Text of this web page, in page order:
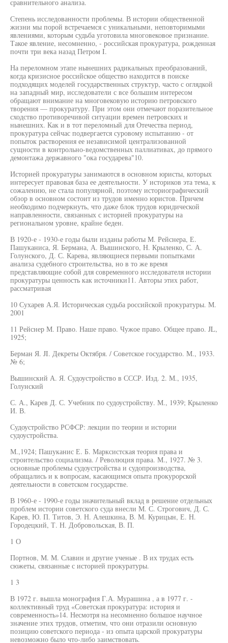
сравнительного анализа.
Степень исследованности проблемы. В истории общественной
жизни мы порой встречаемся с уникальными, неповторимыми
явлениями, которым судьба уготовила многовековое признание.
Такое явление, несомненно, - российская прокуратура, рожденная
почти три века назад Петром I.
На переломном этапе нынешних радикальных преобразований,
когда кризисное российское общество находится в поиске
подходящих моделей государственных структур, часто с оглядкой
на западный мир, исследователи с все большим интересом
обращают внимание на многовековую историю петровского
творения — прокуратуру. При этом они отмечают поразительное
сходство противоречивой ситуации времен петровских и
нынешних. Как и в тот переломный для Отечества период,
прокуратура сейчас подвергается суровому испытанию - от
попыток растворения ее независимой централизованной
сущности в контрольно-ведомственных паллиативах, до прямого
демонтажа державного "ока государева"10.
Историей прокуратуры занимаются в основном юристы, которых
интересует правовая база ее деятельности. У историков эта тема, к
сожалению, не стала популярной, поэтому историографический
обзор в основном состоит из трудов именно юристов. Причем
необходимо подчеркнуть, что даже блок трудов юридической
направленности, связанных с историей прокуратуры на
региональном уровне, крайне беден.
В 1920-е - 1930-е годы были изданы работы М. Рейснера, Е.
Пашуканиса, Я. Бермана, А. Вышинского, Н. Крыленко, С. А.
Голунского, Д. С. Карева, являющиеся первыми попытками
анализа судебного строительства, но в то же время
представляющие собой для современного исследователя истории
прокуратуры ценность как источники11. Авторы этих работ,
рассматривая
10 Сухарев А.Я. Историческая судьба российской прокуратуры. М.
2001
11 Рейснер М. Право. Наше право. Чужое право. Общее право. JL,
1925;
Берман Я. JI. Декреты Октября. / Советское государство. М., 1933.
№ 6;
Вышинский А. Я. Судоустройство в СССР. Изд. 2. М., 1935,
Голунский
С. А., Карев Д. С. Учебник по судоустройству. М., 1939; Крыленко
И. В.
Судоустройство РСФСР: лекции по теории и истории
судоустройства.
М.,1924; Пашуканис Е. Б. Марксистская теория права и
строительство социализма. / Революция права. М., 1927. № 3.
основные проблемы судоустройства и судопроизводства,
обращались и к вопросам, касающимся опыта прокурорской
деятельности в советском государстве.
В 1960-е - 1990-е годы значительный вклад в решение отдельных
проблем истории советского суда внесли М. С. Строгович, Д. С.
Карев, Ю. П. Титов, Э. Н. Алешкина, В. М. Курицын, Е. Н.
Городецкий, Т. Н. Добровольская, В. П.
1 О
Портнов, М. М. Славин и другие ученые . В их трудах есть
сюжеты, связанные с историей прокуратуры.
1 3
В 1972 г. вышла монография Г.А. Мурашина , а в 1977 г. -
коллективный труд «Советская прокуратура: история и
современность»14. Несмотря на несомненно большое научное
значение этих трудов, отметим, что они отразили основную
позицию советского периода - из опыта царской прокуратуры
невозможно было что-либо заимствовать.